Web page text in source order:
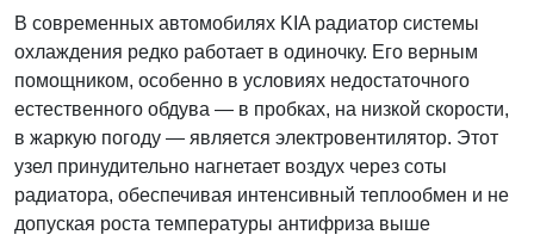
В современных автомобилях KIA радиатор системы
охлаждения редко работает в одиночку. Его верным
помощником, особенно в условиях недостаточного
естественного обдува — в пробках, на низкой скорости,
в жаркую погоду — является электровентилятор. Этот
узел принудительно нагнетает воздух через соты
радиатора, обеспечивая интенсивный теплообмен и не
допуская роста температуры антифриза выше